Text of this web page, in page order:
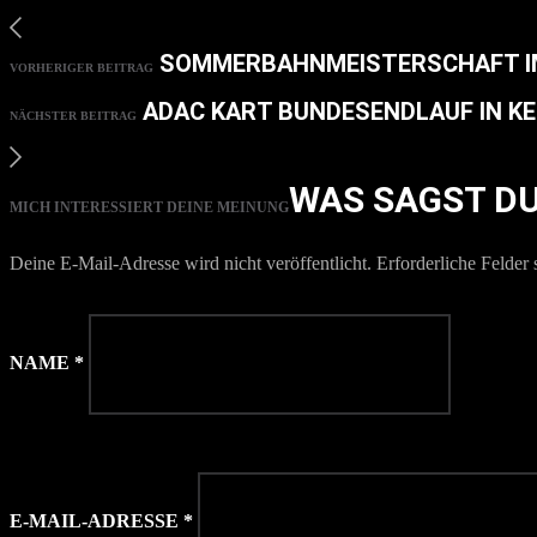
VORHERIGER BEITRAG SOMMERBAHNMEISTERSCHAFT
NÄCHSTER BEITRAG ADAC KART BUNDESENDLAUF IN
MICH INTERESSIERT DEINE MEINUNGWAS SAGST
Deine E-Mail-Adresse wird nicht veröffentlicht. Erforderliche Felder
NAME *
E-MAIL-ADRESSE *